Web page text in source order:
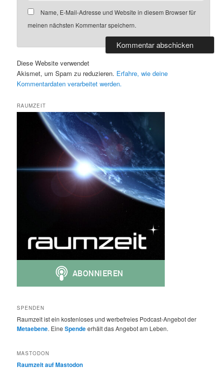
Name, E-Mail-Adresse und Website in diesem Browser für
meinen nächsten Kommentar speichern.
Diese Website verwendet
Akismet, um Spam zu reduzieren. Erfahre, wie deine
Kommentardaten verarbeitet werden.
RAUMZEIT
SPENDEN
Raumzeit ist ein kostenloses und werbefreies Podcast-Angebot der
Metaebene. EineSpendeerhält das Angebot am Leben.
MASTODON
Raumzeit auf Mastodon